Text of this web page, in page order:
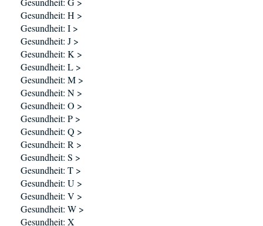
Gesundheit: H >
Gesundheit: I >
Gesundheit: J >
Gesundheit: K >
Gesundheit: L >
Gesundheit: M >
Gesundheit: N >
Gesundheit: O >
Gesundheit: P >
Gesundheit: Q >
Gesundheit: R >
Gesundheit: S >
Gesundheit: T >
Gesundheit: U >
Gesundheit: V >
Gesundheit: W >
Gesundheit: X